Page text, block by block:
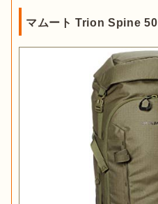
マムート Trion Spine 50